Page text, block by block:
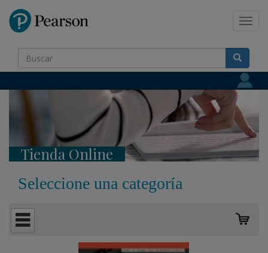
Tienda Online
Seleccione una categoría